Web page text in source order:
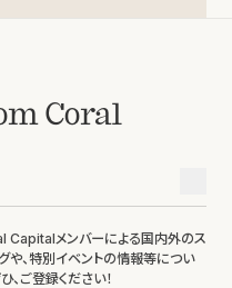
Coral
Capitalメンバーによる国内外のス
や、特別イベントの情報等につい
、ご登録ください！